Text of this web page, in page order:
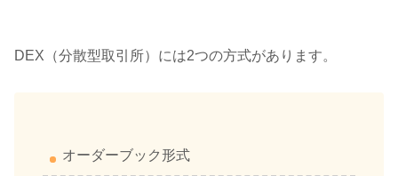
DEX（分散型取引所）には2つの方式があります。
オーダーブック形式